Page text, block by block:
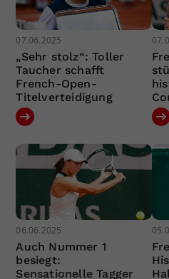
07.06.2025
„Sehr stolz“: Toller
Taucher schafft
French-Open-
Titelverteidigung
06.06.2025
Auch Nummer 1
besiegt:
Sensationelle Tagger